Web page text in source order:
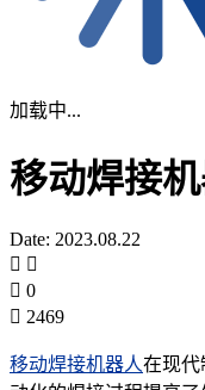
加载中...
移动焊接
Date: 2023.08.22
0
2469
移动焊接机器人在现代